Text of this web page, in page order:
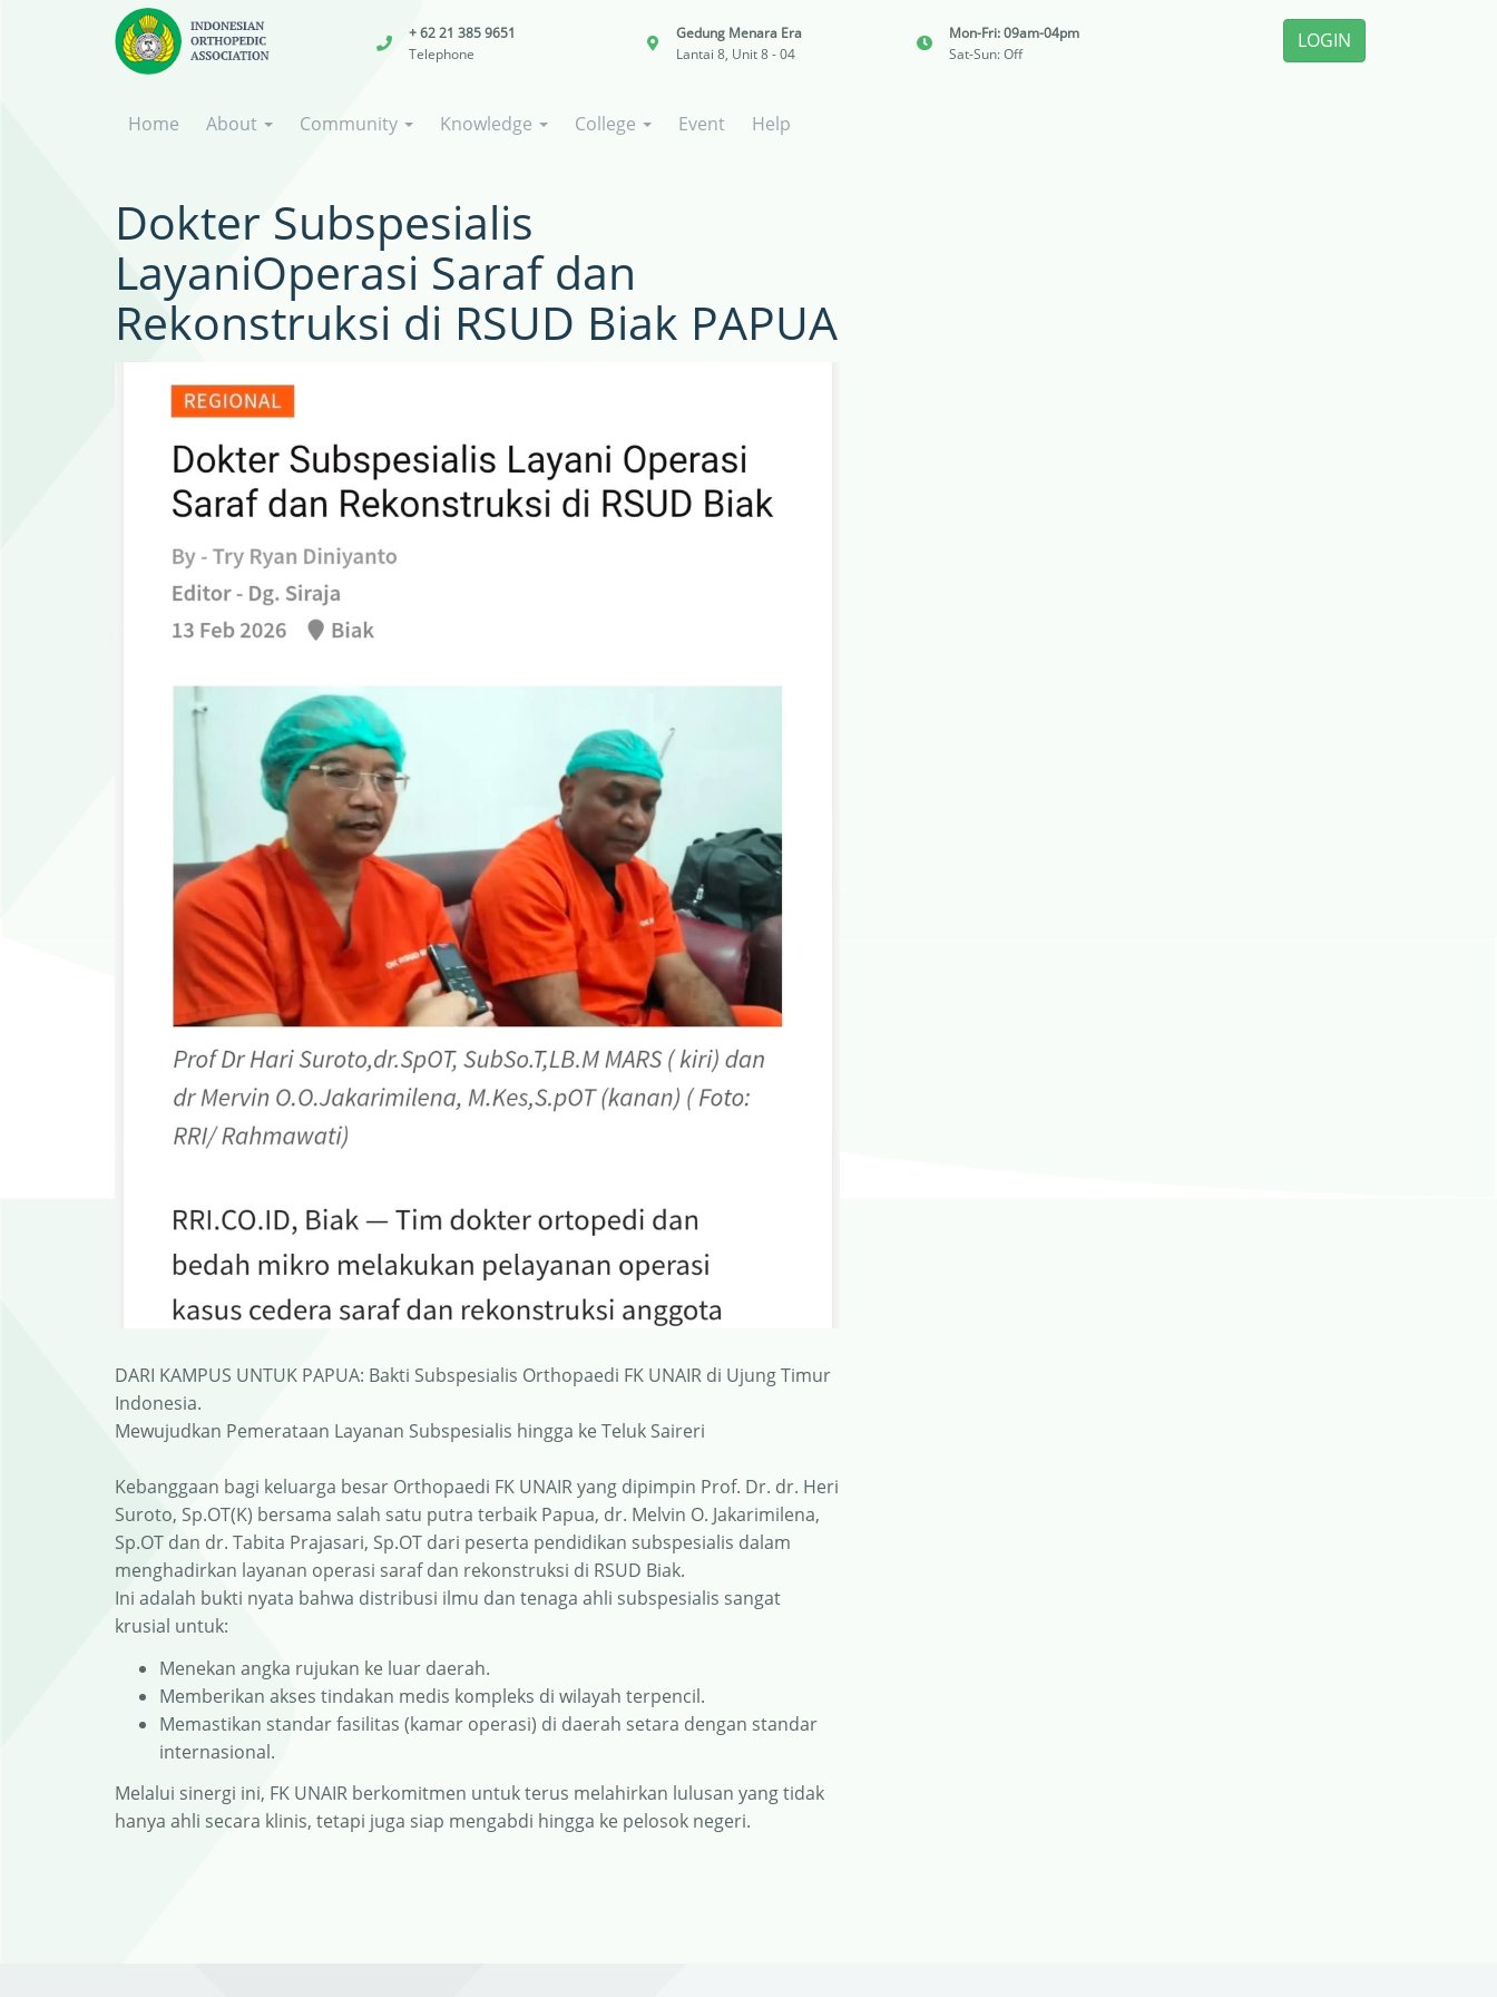
+ 62 21 385 9651
Telephone
Gedung Menara Era
Lantai 8, Unit 8 - 04
Mon-Fri: 09am-04pm
Sat-Sun: Off
LOGIN
Home About Community Knowledge College Event Help
Dokter Subspesialis
LayaniOperasi Saraf dan
DARI KAMPUS UNTUK PAPUA: Bakti Subspesialis Orthopaedi FK UNAIR di Ujung Timur
Indonesia.
Mewujudkan Pemerataan Layanan Subspesialis hingga ke Teluk Saireri
Kebanggaan bagi keluarga besar Orthopaedi FK UNAIR yang dipimpin Prof. Dr. dr. Heri
Suroto, Sp.OT(K) bersama salah satu putra terbaik Papua, dr. Melvin O. Jakarimilena,
Sp.OT dan dr. Tabita Prajasari, Sp.OT dari peserta pendidikan subspesialis dalam
menghadirkan layanan operasi saraf dan rekonstruksi di RSUD Biak.
Ini adalah bukti nyata bahwa distribusi ilmu dan tenaga ahli subspesialis sangat
krusial untuk:
Menekan angka rujukan ke luar daerah.
Memberikan akses tindakan medis kompleks di wilayah terpencil.
Memastikan standar fasilitas (kamar operasi) di daerah setara dengan standar
internasional.
Melalui sinergi ini, FK UNAIR berkomitmen untuk terus melahirkan lulusan yang tidak
hanya ahli secara klinis, tetapi juga siap mengabdi hingga ke pelosok negeri.